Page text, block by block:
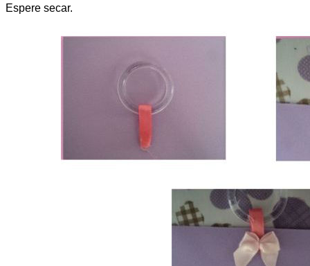
Espere secar.